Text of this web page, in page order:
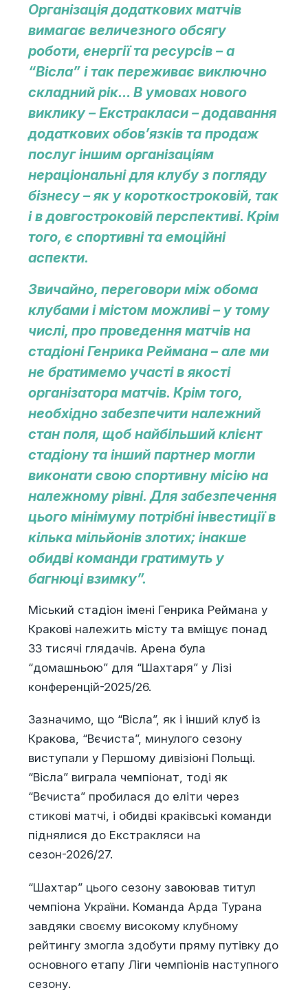
Організація додаткових матчів
вимагає величезного обсягу
роботи, енергії та ресурсів – а
“Вісла” і так переживає виключно
складний рік… В умовах нового
виклику – Екстракласи – додавання
додаткових обов’язків та продаж
послуг іншим організаціям
нераціональні для клубу з погляду
бізнесу – як у короткостроковій, так
і в довгостроковій перспективі. Крім
того, є спортивні та емоційні
аспекти.
Звичайно, переговори між обома
клубами і містом можливі – у тому
числі, про проведення матчів на
стадіоні Генрика Реймана – але ми
не братимемо участі в якості
організатора матчів. Крім того,
необхідно забезпечити належний
стан поля, щоб найбільший клієнт
стадіону та інший партнер могли
виконати свою спортивну місію на
належному рівні. Для забезпечення
цього мінімуму потрібні інвестиції в
кілька мільйонів злотих; інакше
обидві команди гратимуть у
багнюці взимку”.
Міський стадіон імені Генрика Реймана у
Кракові належить місту та вміщує понад
33 тисячі глядачів. Арена була
“домашньою” для “Шахтаря” у Лізі
конференцій-2025/26.
Зазначимо, що “Вісла”, як і інший клуб із
Кракова, “Вєчиста”, минулого сезону
виступали у Першому дивізіоні Польщі.
“Вісла” виграла чемпіонат, тоді як
“Вєчиста” пробилася до еліти через
стикові матчі, і обидві краківські команди
піднялися до Екстракляси на
сезон-2026/27.
“Шахтар” цього сезону завоював титул
чемпіона України. Команда Арда Турана
завдяки своєму високому клубному
рейтингу змогла здобути пряму путівку до
основного етапу Ліги чемпіонів наступного
сезону.